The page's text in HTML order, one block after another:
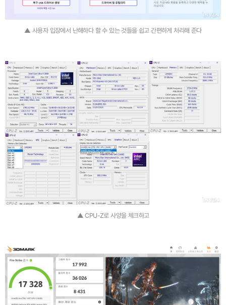
▲ 사용자 입장에서 난해하다 할 수 있는 것들을 쉽고 간편하게 처리해 준다
▲ CPU-Z로 사양을 체크하고